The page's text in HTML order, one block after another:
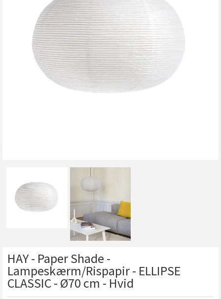
HAY - Paper Shade -
Lampeskærm/Rispapir - ELLIPSE
CLASSIC - Ø70 cm - Hvid